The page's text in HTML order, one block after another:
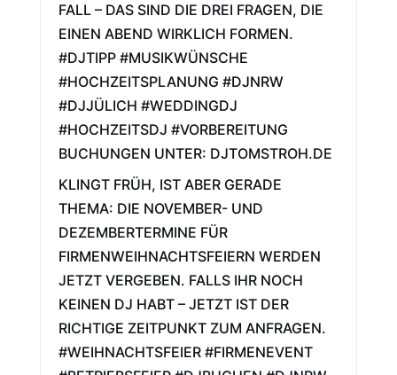
FALL – DAS SIND DIE DREI FRAGEN, DIE
EINEN ABEND WIRKLICH FORMEN.
#DJTIPP #MUSIKWÜNSCHE
#HOCHZEITSPLANUNG #DJNRW
#DJJÜLICH #WEDDINGDJ
#HOCHZEITSDJ #VORBEREITUNG
BUCHUNGEN UNTER: DJTOMSTROH.DE
KLINGT FRÜH, IST ABER GERADE
THEMA: DIE NOVEMBER- UND
DEZEMBERTERMINE FÜR
FIRMENWEIHNACHTSFEIERN WERDEN
JETZT VERGEBEN. FALLS IHR NOCH
KEINEN DJ HABT – JETZT IST DER
RICHTIGE ZEITPUNKT ZUM ANFRAGEN.
#WEIHNACHTSFEIER #FIRMENEVENT